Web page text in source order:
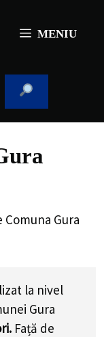
MENIU
Comuna Gura
la nivel
Gura
Față de